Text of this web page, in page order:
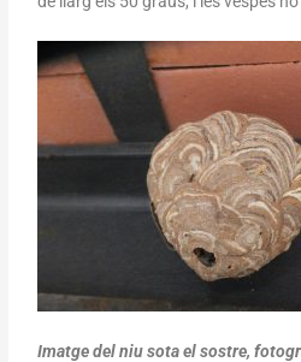
Imatge del niu sota el sostre,